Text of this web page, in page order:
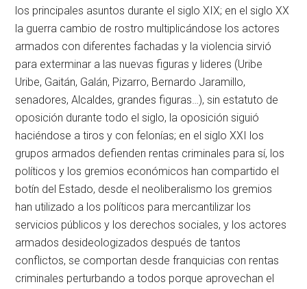
los principales asuntos durante el siglo XIX; en el siglo XX
la guerra cambio de rostro multiplicándose los actores
armados con diferentes fachadas y la violencia sirvió
para exterminar a las nuevas figuras y lideres (Uribe
Uribe, Gaitán, Galán, Pizarro, Bernardo Jaramillo,
senadores, Alcaldes, grandes figuras…), sin estatuto de
oposición durante todo el siglo, la oposición siguió
haciéndose a tiros y con felonías; en el siglo XXI los
grupos armados defienden rentas criminales para sí, los
políticos y los gremios económicos han compartido el
botín del Estado, desde el neoliberalismo los gremios
han utilizado a los políticos para mercantilizar los
servicios públicos y los derechos sociales, y los actores
armados desideologizados después de tantos
conflictos, se comportan desde franquicias con rentas
criminales perturbando a todos porque aprovechan el